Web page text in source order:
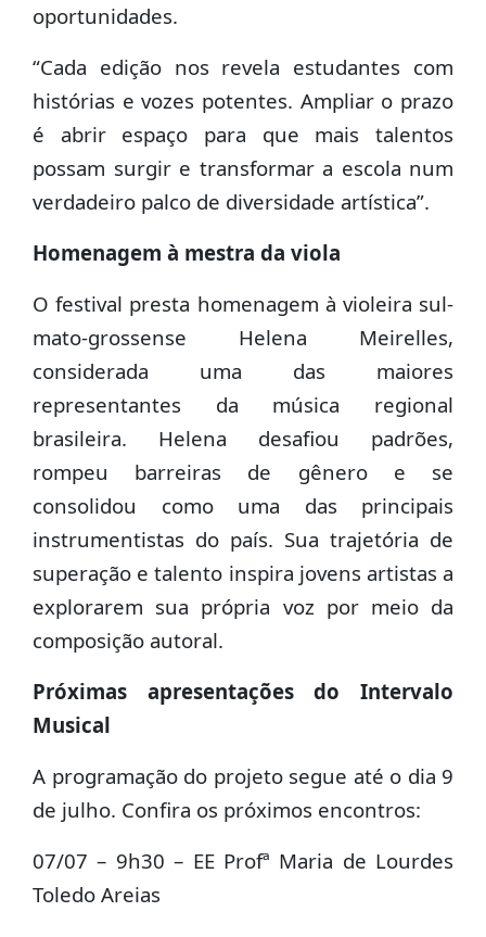
oportunidades.
“Cada edição nos revela estudantes com
histórias e vozes potentes. Ampliar o prazo
é abrir espaço para que mais talentos
possam surgir e transformar a escola num
verdadeiro palco de diversidade artística”.
Homenagem à mestra da viola
O festival presta homenagem à violeira sul-
mato-grossense Helena Meirelles,
considerada uma das maiores
representantes da música regional
brasileira. Helena desafiou padrões,
rompeu barreiras de gênero e se
consolidou como uma das principais
instrumentistas do país. Sua trajetória de
superação e talento inspira jovens artistas a
explorarem sua própria voz por meio da
composição autoral.
Próximas apresentações do Intervalo
Musical
A programação do projeto segue até o dia 9
de julho. Confira os próximos encontros:
07/07 – 9h30 – EE Profª Maria de Lourdes
Toledo Areias